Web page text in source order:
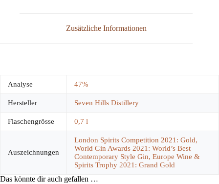
Zusätzliche Informationen
Analyse 47%
Hersteller Seven Hills Distillery
Flaschengrösse 0,7 l
Auszeichnungen
London Spirits Competition 2021: Gold,
World Gin Awards 2021: World’s Best
Contemporary Style Gin, Europe Wine &
Spirits Trophy 2021: Grand Gold
Das könnte dir auch gefallen …